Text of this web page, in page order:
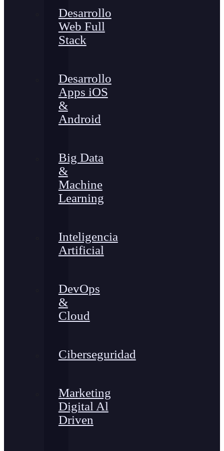
Desarrollo
Web Full
Stack
Desarrollo
Apps iOS
&
Android
Big Data
&
Machine
Learning
Inteligencia
Artificial
DevOps
&
Cloud
Ciberseguridad
Marketing
Digital Al
Driven